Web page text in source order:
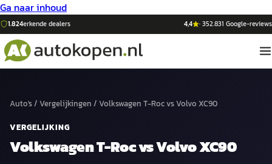
Ga naar inhoud
1.824erkende dealers 4,4 ·352.831 Google-reviews
Auto's/ Vergelijkingen / Volkswagen T-RocvsVolvo XC90
VERGELIJKING
Volkswagen T-RocvsVolvo XC90